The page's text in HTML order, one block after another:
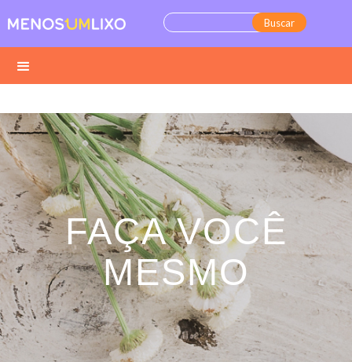
FAÇA VOCÊ
MESMO